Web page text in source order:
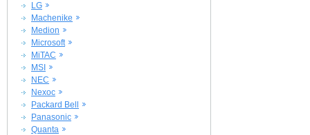
LG
Machenike
Medion
Microsoft
MiTAC
MSI
NEC
Nexoc
Packard Bell
Panasonic
Quanta